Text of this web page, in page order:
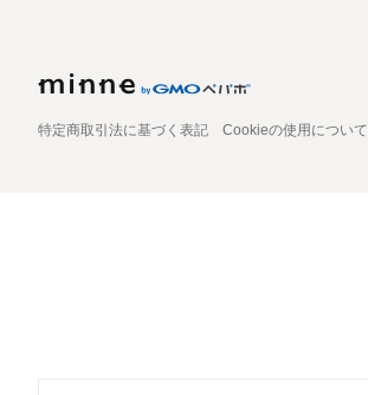
特定商取引法に基づく表記 Cookieの使用について